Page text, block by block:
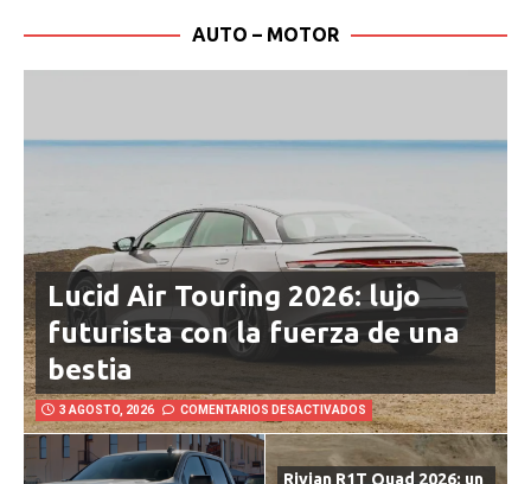
Lucid Air Touring 2026: lujo
futurista con la fuerza de una
bestia
3 AGOSTO, 2026 COMENTARIOS DESACTIVADOS